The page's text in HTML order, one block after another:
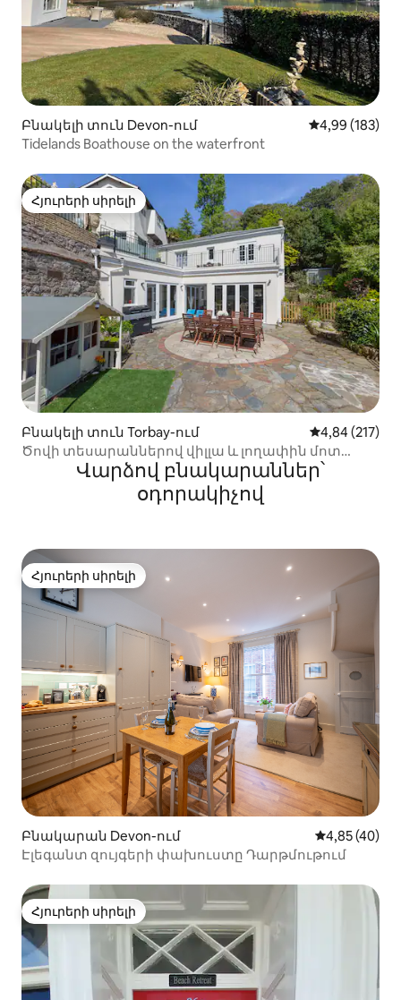
Բնակելի տուն Devon-ում Միջին
4,99 (183)
Tidelands Boathouse on the waterfront
Հյուրերի սիրելի
Հյուրերի սիրելի
Բնակելի տուն Torbay-ում Միջին
4,84 (217)
Ծովի տեսարաններով վիլլա և լողափին մոտ
գտնվող խաղեր
Վարձով բնակարաններ՝
օդորակիչով
Հյուրերի սիրելի
Հյուրերի սիրելի
Բնակարան Devon-ում Միջին
4,85 (40)
Էլեգանտ զույգերի փախուստը Դարթմութում
Հյուրերի սիրելի
Հյուրերի սիրելի